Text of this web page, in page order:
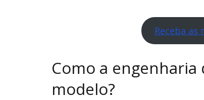
Receba as
Como a
modelo?